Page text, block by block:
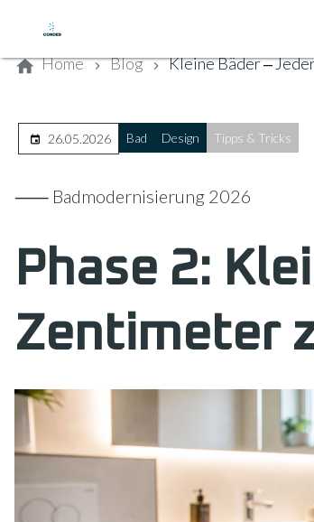
Home Blog Kleine Bäder ‒
26.05.2026 Bad Design Tipps & Tricks
⸺ Badmodernisierung 2026
Phase 2:
Zentimeter